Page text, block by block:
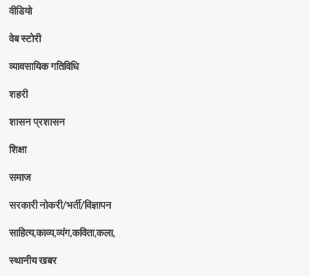
वीडियो
वेब स्टोरी
व्यावसायिक गतिविधि
शहरी
शासन प्रशासन
शिक्षा
समाज
सरकारी नोकरी/भर्ती/विज्ञापन
साहित्य,काव्य,व्यंग,कविता,कला,
स्थानीय खबर